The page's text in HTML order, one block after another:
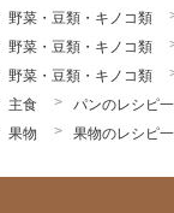
野菜・豆類・キノコ類
野菜・豆類・キノコ類
野菜・豆類・キノコ類
主食
パンのレシピ
果物 果物のレシピ